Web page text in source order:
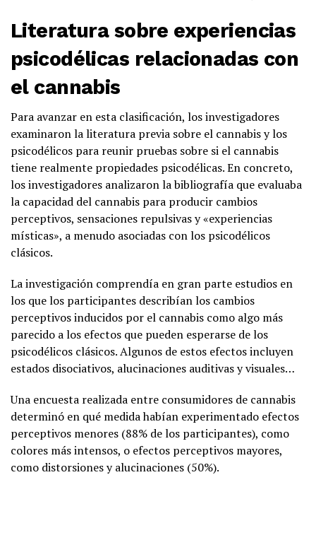
Literatura sobre experiencias
psicodélicas relacionadas con
el cannabis
Para avanzar en esta clasificación, los investigadores
examinaron la literatura previa sobre el cannabis y los
psicodélicos para reunir pruebas sobre si el cannabis
tiene realmente propiedades psicodélicas. En concreto,
los investigadores analizaron la bibliografía que evaluaba
la capacidad del cannabis para producir cambios
perceptivos, sensaciones repulsivas y «experiencias
místicas», a menudo asociadas con los psicodélicos
clásicos.
La investigación comprendía en gran parte estudios en
los que los participantes describían los cambios
perceptivos inducidos por el cannabis como algo más
parecido a los efectos que pueden esperarse de los
psicodélicos clásicos. Algunos de estos efectos incluyen
estados disociativos, alucinaciones auditivas y visuales…
Una encuesta realizada entre consumidores de cannabis
determinó en qué medida habían experimentado efectos
perceptivos menores (88% de los participantes), como
colores más intensos, o efectos perceptivos mayores,
como distorsiones y alucinaciones (50%).